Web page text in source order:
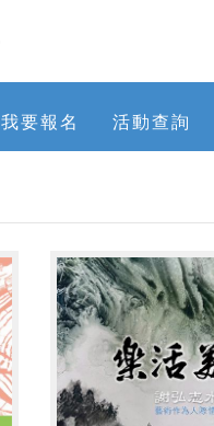
我要報名 活動查詢